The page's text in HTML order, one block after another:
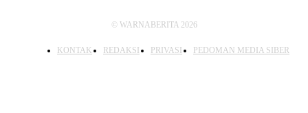
© WARNABERITA 2026
KONTAK REDAKSI PRIVASI PEDOMAN MEDIA SIBER